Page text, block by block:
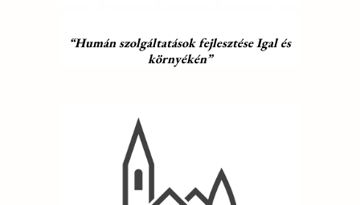
“Humán szolgáltatások fejlesztése Igal és
környékén”